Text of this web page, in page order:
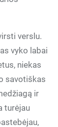
verslu.
vyko labai
niekas
savotiškas
ir
turėjau